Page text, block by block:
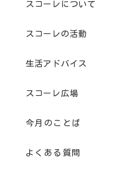
スコーレについて
スコーレの活動
生活アドバイス
スコーレ広場
今月のことば
よくある質問